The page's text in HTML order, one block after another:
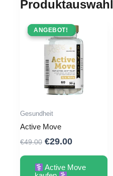
Produktauswahl
ANGEBOT !
ANGEBOT!
Gesundheit
Active Move
€49.00 Ursprünglicher
war:
€29.00Aktueller
ist:
Active Move